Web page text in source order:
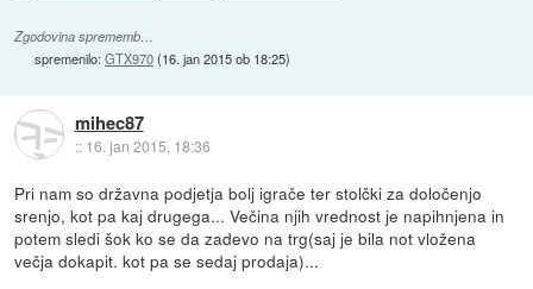
Zgodovina sprememb…
spremenilo:GTX970(16. jan 2015 ob 18:25)
mihec87
:: 16. jan 2015, 18:36
Pri nam so državna podjetja bolj igrače ter stolčki za določenjo
srenjo, kot pa kaj drugega... Večina njih vrednost je napihnjena in
potem sledi šok ko se da zadevo na trg(saj je bila not vložena
večja dokapit. kot pa se sedaj prodaja)...